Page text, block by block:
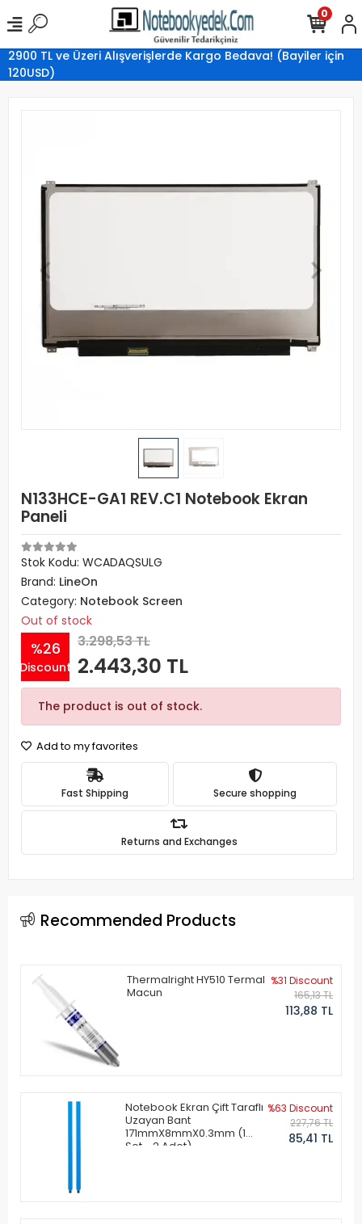
2900 TL ve Üzeri Alışverişlerde Kargo Bedava! (Bayiler için
120USD)
0
N133HCE-GA1 REV.C1 Notebook Ekran
Paneli
Stok Kodu: WCADAQSULG
Brand: LineOn
Category: Notebook Screen
Out of stock
%26
Discount
3.298,53 TL
2.443,30 TL
The product is out of stock.
Add to my favorites
Fast Shipping Secure shopping
Returns and Exchanges
Recommended Products
Thermalright HY510 Termal
Macun
%31 Discount
165,13 TL
113,88 TL
Notebook Ekran Çift Taraflı
Uzayan Bant
171mmX8mmX0.3mm (1
Set - 2 Adet)
%63 Discount
227,76 TL
85,41 TL